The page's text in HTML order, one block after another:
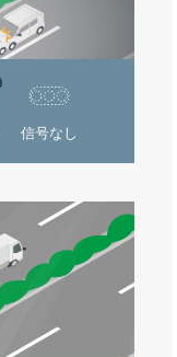
信号なし